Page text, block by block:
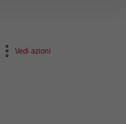
Vedi azioni